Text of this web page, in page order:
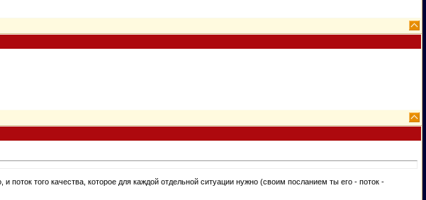
поток того качества, которое для каждой отдельной ситуации нужно (своим посланием ты его - поток -